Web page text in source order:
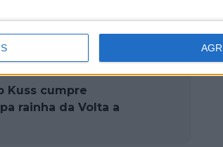
ao sprint?”
a Jonas
Kuss cumpre
rainha da Volta a